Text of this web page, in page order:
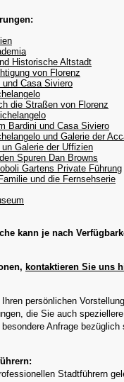
Historische Altstadt
von Florenz
und Casa Siviero
die Straßen von Florenz
Bardini und Casa Siviero
und Galerie der
Galerie der Uffizien
Spuren Dan Browns
Gartens Private Führung
und die Fernsehserie
kann je nach
kontaktieren Sie uns
persönlichen
die Sie auch
Anfrage bezüglich
Stadtführern